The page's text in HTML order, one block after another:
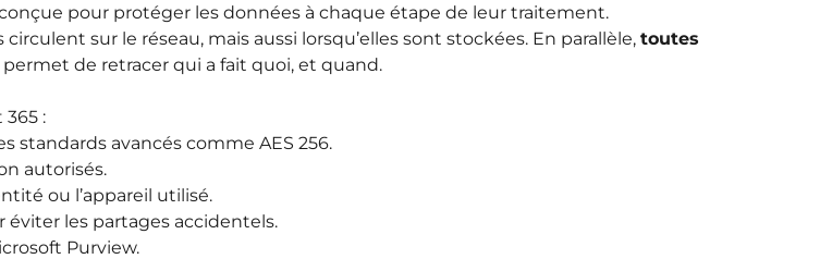
pour protéger les données à chaque étape de leur traitement.
sur le réseau, mais aussi lorsqu’elles sont stockées. En parallèle, toutes
permet de retracer qui a fait quoi, et quand.
:
standards avancés comme AES 256.
autorisés.
ou l’appareil utilisé.
éviter les partages accidentels.
Purview.